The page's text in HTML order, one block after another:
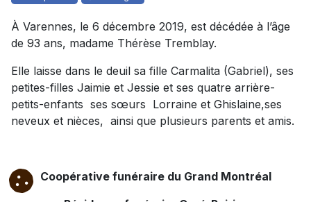
À Varennes, le 6 décembre 2019, est décédée à l’âge
de 93 ans, madame Thérèse Tremblay.
Elle laisse dans le deuil sa fille Carmalita (Gabriel), ses
petites-filles Jaimie et Jessie et ses quatre arrière-
petits-enfants ses sœurs Lorraine et Ghislaine,ses
neveux et nièces, ainsi que plusieurs parents et amis.
Coopérative funéraire du Grand Montréal